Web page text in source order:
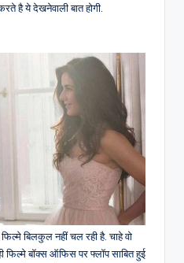
है ये देखनेवाली बात होगी.
बिलकुल नहीं चल रही है. चाहे वो
फिल्मे बॉक्स ऑफिस पर फ्लॉप साबित हुई